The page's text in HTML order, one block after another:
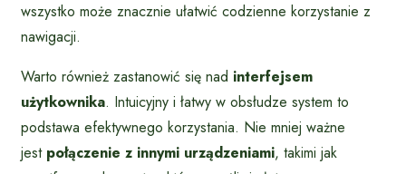
wszystko może znacznie ułatwić codzienne korzystanie z
nawigacji.
Warto również zastanowić się nad interfejsem
użytkownika. Intuicyjny i łatwy w obsłudze system to
podstawa efektywnego korzystania. Nie mniej ważne
jest połączenie z innymi urządzeniami, takimi jak